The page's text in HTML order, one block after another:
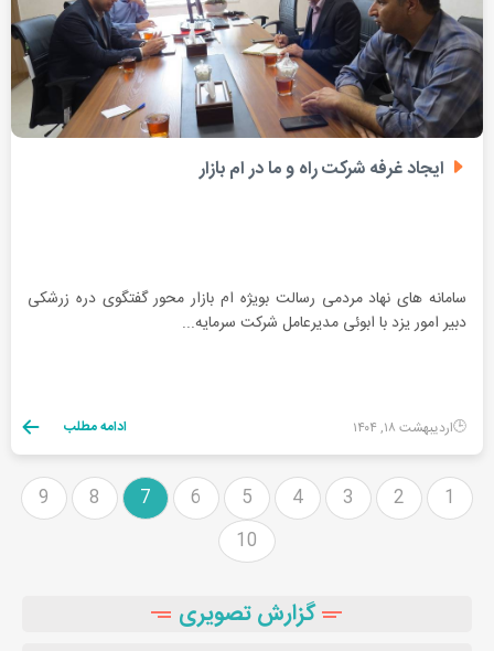
ایجاد غرفه شرکت راه و ما در ام بازار
سامانه های نهاد مردمی رسالت بویژه ام بازار محور گفتگوی دره زرشکی
دبیر امور یزد با ابوئی مدیرعامل شرکت سرمایه...
اردیبهشت ۱۸, ۱۴۰۴ ادامه مطلب
1
2
3
4
5
6
7
8
9
10
گزارش تصویری